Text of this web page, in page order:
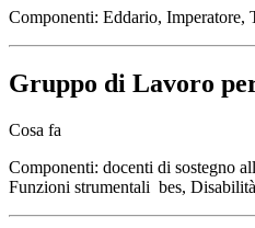
Componenti: Eddario, Imperatore,
Gruppo di Lavoro
Cosa fa
Componenti: docenti di sostegno
Funzioni strumentali bes,